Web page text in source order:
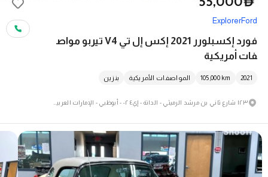
Ford
Explorer
فورد إكسبلورر 2021 إكس إل تي V4 تيربو مواص
فات أمريكية
2021
105,000 km المواصفات الأمريكية بنزين